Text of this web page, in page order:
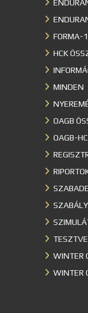
FORMA-
HCK
MINDEN
OAGB
OAGB-
WINTER
WINTER